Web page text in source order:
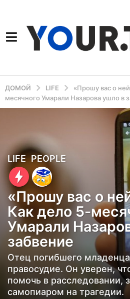
ДОМОЙ LIFE
«Прошу вас о
месячного Умарали Назарова ушло в
6
л
е
т
н
а
з
а
д
6
л
LIFE ,PEOPLE
«Прошу вас о
Как дело 5-
Умарали
забвение
Отец погибшего
правосудие. Он уверен,
помочь в расследовании,
самопиаром на трагедии.